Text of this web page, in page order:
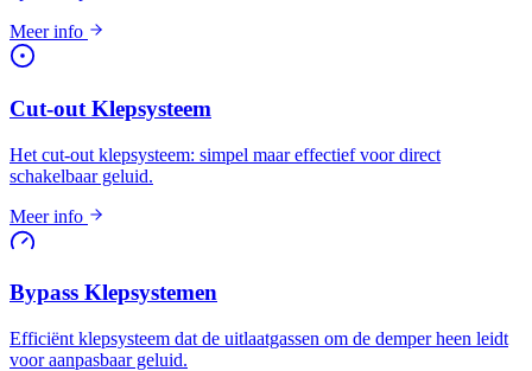
Meer info
Cut-out Klepsysteem
Het cut-out klepsysteem: simpel maar effectief voor direct
schakelbaar geluid.
Meer info
Bypass Klepsystemen
Efficiënt klepsysteem dat de uitlaatgassen om de demper heen leidt
voor aanpasbaar geluid.